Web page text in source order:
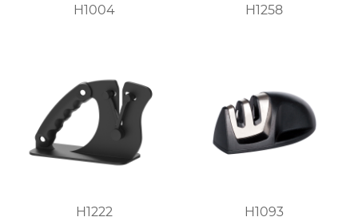
H1004 H1258
H1222 H1093